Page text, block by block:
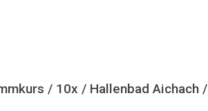
/ 10x / Hallenbad Aichach